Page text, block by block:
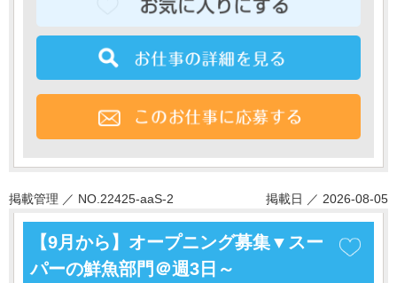
掲載管理 ／ NO.22425-aaS-2 掲載日 ／ 2026-08-05
【9月から】オープニング募集▼スー
パーの鮮魚部門＠週3日～